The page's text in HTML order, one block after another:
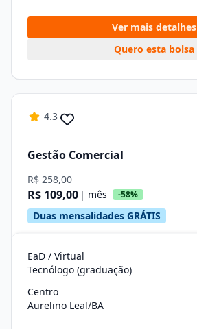
Ver mais detalhes
Quero esta bolsa
4.3
Gestão Comercial
R$ 258,00
R$ 109,00 | mês -58%
Duas mensalidades GRÁTIS
EaD / Virtual
Tecnólogo (graduação)
Centro
Aurelino Leal/BA